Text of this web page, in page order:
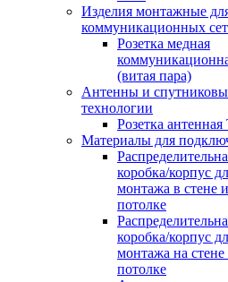
Изделия монтажные
коммуникационных
Розетка медная
(витая пара)
Антенны и
технологии
Розетка
Материалы для
коробка/корпус
монтажа в стене
потолке
коробка/корпус
монтажа на стене
потолке